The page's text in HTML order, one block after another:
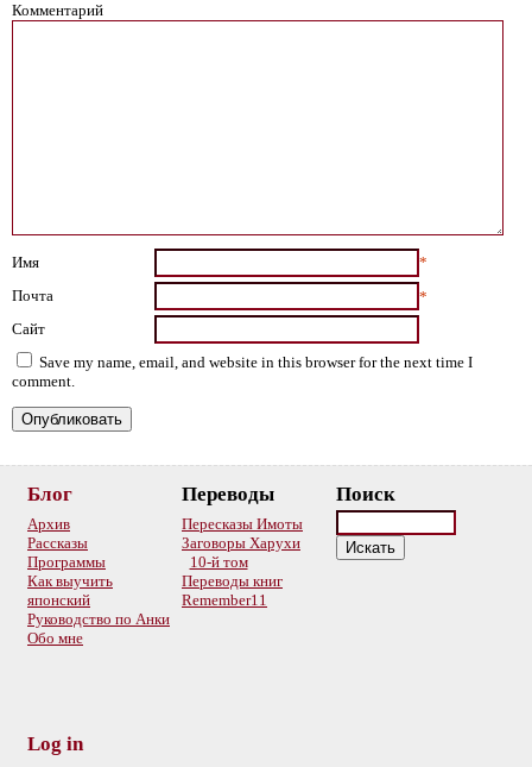
Комментарий
Имя
*
Почта
*
Сайт
Save my name, email, and website in this browser for the next time I
comment.
Блог
Архив
Рассказы
Программы
Как выучить
японский
Руководство по Анки
Обо мне
Переводы
Пересказы Имоты
Заговоры Харухи
10-й том
Переводы книг
Remember11
Поиск
Log in